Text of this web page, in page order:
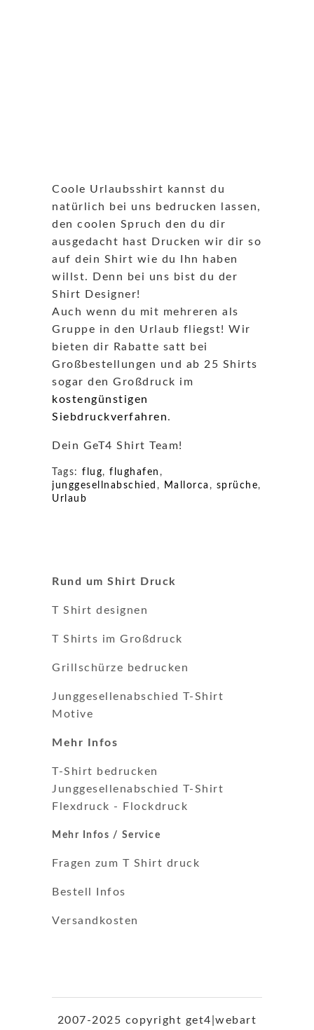
Coole Urlaubsshirt kannst du
natürlich bei uns bedrucken lassen,
den coolen Spruch den du dir
ausgedacht hast Drucken wir dir so
auf dein Shirt wie du Ihn haben
willst. Denn bei uns bist du der
Shirt Designer!
Auch wenn du mit mehreren als
Gruppe in den Urlaub fliegst! Wir
bieten dir Rabatte satt bei
Großbestellungen und ab 25 Shirts
sogar den Großdruck im
kostengünstigen
Siebdruckverfahren.
Dein GeT4 Shirt Team!
Tags: flug, flughafen ,
junggesellnabschied , Mallorca , sprüche,
Urlaub
Rund um Shirt Druck
T Shirt designen
T Shirts im Großdruck
Grillschürze bedrucken
Junggesellenabschied T-Shirt
Motive
Mehr Infos
T-Shirt bedrucken
Junggesellenabschied T-Shirt
Flexdruck - Flockdruck
Mehr Infos / Service
Fragen zum T Shirt druck
Bestell Infos
Versandkosten
2007-2025 copyright get4|webart